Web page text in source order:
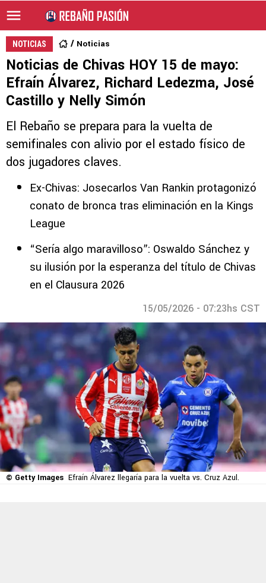
NOTICIAS Noticias
Noticias de Chivas HOY 15 de mayo:
Efraín Álvarez, Richard Ledezma, José
Castillo y Nelly Simón
El Rebaño se prepara para la vuelta de
semifinales con alivio por el estado físico de
dos jugadores claves.
Ex-Chivas: Josecarlos Van Rankin protagonizó
conato de bronca tras eliminación en la Kings
League
“Sería algo maravilloso”: Oswaldo Sánchez y
su ilusión por la esperanza del título de Chivas
en el Clausura 2026
15/05/2026 - 07:23hs CST
© Getty Images Efraín Álvarez llegaría para la vuelta vs. Cruz Azul.